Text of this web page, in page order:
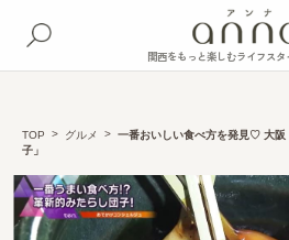
関西をもっと楽しむライフス
TOP グルメ
一番おいしい食べ方を発見♡ 大阪
子」